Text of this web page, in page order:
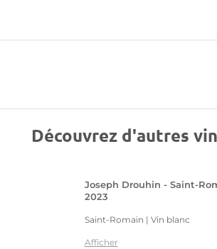
Découvrez d'autres
Joseph Drouhin - Saint-
2023
Saint-Romain | Vin blanc
Afficher